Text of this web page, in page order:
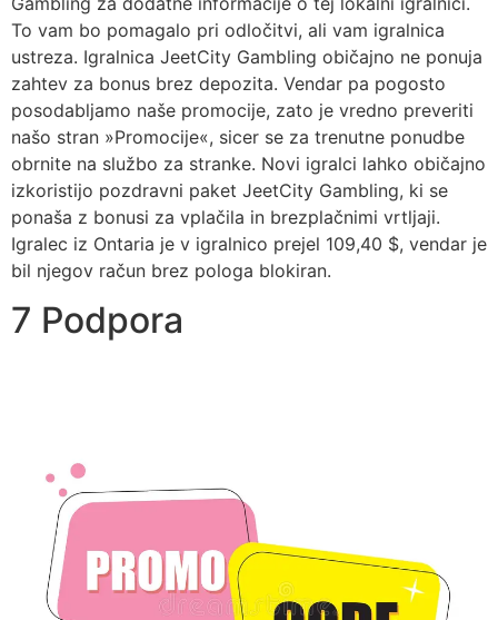
To vam bo pomagalo pri odločitvi, ali vam igralnica
ustreza. Igralnica JeetCity Gambling običajno ne ponuja
zahtev za bonus brez depozita. Vendar pa pogosto
posodabljamo naše promocije, zato je vredno preveriti
našo stran »Promocije«, sicer se za trenutne ponudbe
obrnite na službo za stranke. Novi igralci lahko običajno
izkoristijo pozdravni paket JeetCity Gambling, ki se
ponaša z bonusi za vplačila in brezplačnimi vrtljaji.
Igralec iz Ontaria je v igralnico prejel 109,40 $, vendar je
bil njegov račun brez pologa blokiran.
7 Podpora